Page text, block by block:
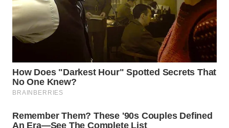
WN
INDRAMAYU
WN
WN
MAJALENGKA
WN